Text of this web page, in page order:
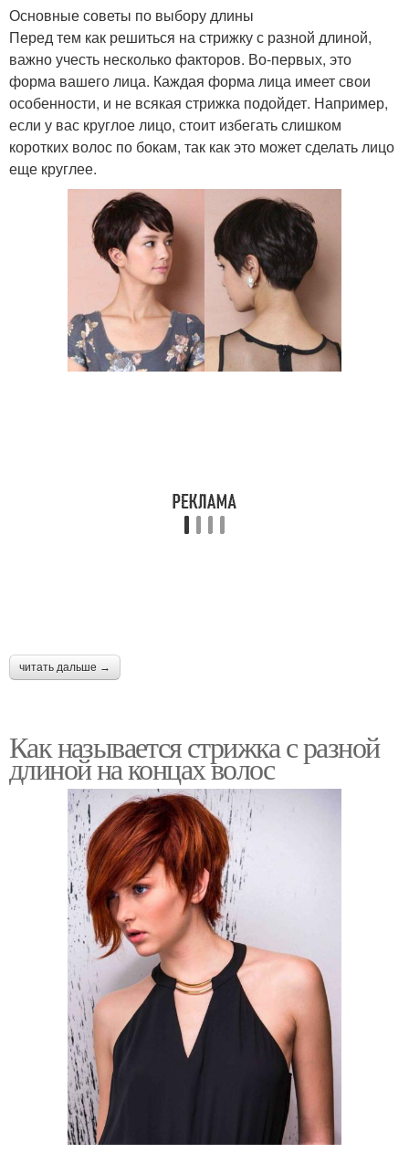
волосы
Основные советы по выбору длины
Перед тем как решиться на стрижку с разной длиной,
важно учесть несколько факторов. Во-первых, это
форма вашего лица. Каждая форма лица имеет свои
особенности, и не всякая стрижка подойдет. Например,
если у вас круглое лицо, стоит избегать слишком
коротких волос по бокам, так как это может сделать лицо
еще круглее.
читать дальше →
Как называется стрижка с разной
длиной на концах волос